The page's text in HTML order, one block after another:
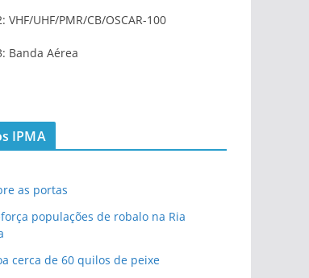
VHF/UHF/PMR/CB/OSCAR-100
Banda Aérea
IPMA
as portas
populações de robalo na Ria
cerca de 60 quilos de peixe